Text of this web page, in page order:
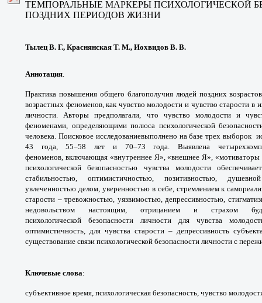
ТЕМПОРАЛЬНЫЕ МАРКЕРЫ ПСИХОЛОГИЧЕСКОЙ
ПОЗДНИХ ПЕРИОДОВ ЖИЗНИ
Тылец В. Г., Краснянская Т. М., Иохвидов В. В.
Аннотация.
Практика повышения общего благополучия людей поздних
возрастных феноменов, как чувство молодости и чувствостарости в
личности. Авторы предполагали, что чувство молодости и
феноменами, определяющими полюса психологической
человека. Поисковое исследованиевыполнено на базе трех выборок
43 года, 55–58 лет и 70–73 года. Выявлена
феноменов, включающая «внутреннее Я», «внешнее Я»,
психологической безопасностью чувства молодости
стабильностью,оптимистичностью, позитивностью,
увлеченностью делом, уверенностью в себе, стремлением к
старости – тревожностью, уязвимостью,депрессивностью,
недовольством настоящим, отрицанием и страхом
психологической безопасности личности для чувства
оптимистичность, для чувства старости – депрессивность
существование связи психологической безопасности личности с
Ключевые слова:
субъективное время, психологическая безопасность, чувство